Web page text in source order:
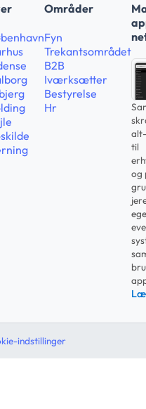
Områder
Fyn
Trekantsområdet
B2B
Iværksætter
Bestyrelse
Hr
til
og
indstillinger